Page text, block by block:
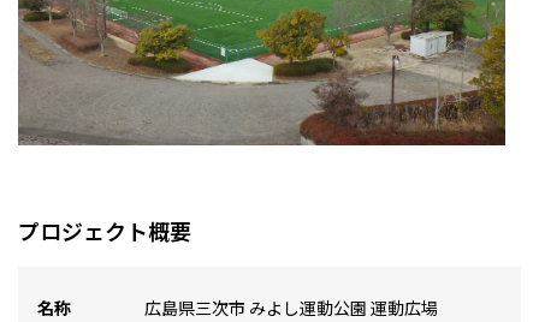
プロジェクト概要
名称 広島県三次市 みよし運動公園 運動広場